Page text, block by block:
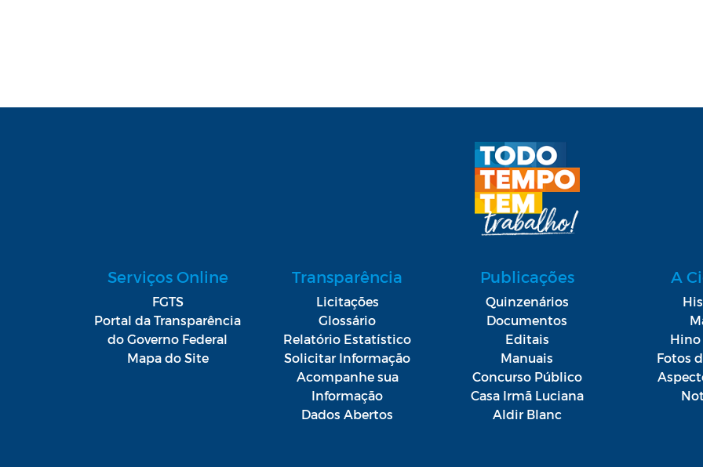
Serviços Online
FGTS
Portal da Transparência
do Governo Federal
Mapa do Site
Transparência
Licitações
Glossário
Relatório Estatístico
Solicitar Informação
Acompanhe sua
Informação
Dados Abertos
Publicações
Quinzenários
Documentos
Editais
Manuais
Concurso Público
Casa Irmã Luciana
Aldir Blanc
A
Fotos